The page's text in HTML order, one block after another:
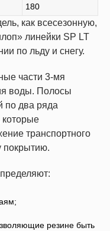
180
как всесезонную,
линейки SP LT
по льду и снегу.
части 3-мя
воды. Полосы
по два ряда
которые
транспортного
покрытию.
резине быть